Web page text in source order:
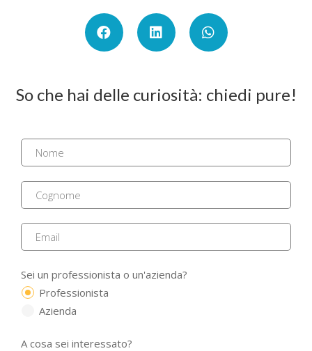
So che hai delle curiosità: chiedi pure!
Sei un professionista o un'azienda?
Professionista
Azienda
A cosa sei interessato?